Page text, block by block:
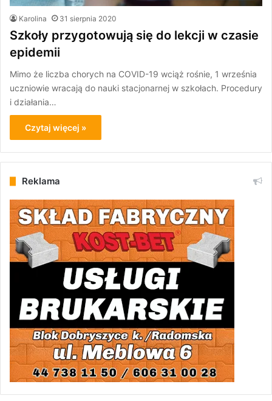
Karolina 31 sierpnia 2020
Szkoły przygotowują się do lekcji w czasie
epidemii
Mimo że liczba chorych na COVID-19 wciąż rośnie, 1 września
uczniowie wracają do nauki stacjonarnej w szkołach. Procedury
i działania…
Czytaj więcej »
Reklama